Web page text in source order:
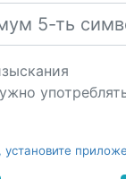
установите